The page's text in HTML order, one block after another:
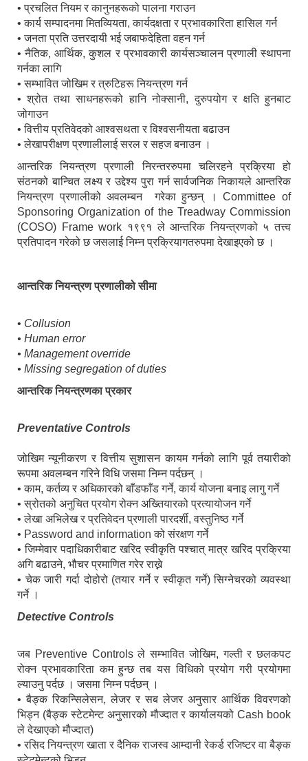
• प्रचलित नियम र कानुनहरूको पालना गराउन
• कार्य सम्पादनमा मितव्यियता, कार्यदक्षता र प्रभावकारिता हासिल गर्न
• जनता प्रति उत्तरदायी भई जबाफदेहिता वहन गर्न
• नैतिक, आर्थिक, कुशल र प्रभावकारी कार्यसञ्चालन प्रणाली स्थापना
गर्नका लागि
• सम्भावित जोखिम र त्रुटिहरू नियन्त्रण गर्न
• श्रोत तथा साधनहरूको हानि नोक्सानी, दुरुपयोग र क्षति हुनबाट
जोगाउन
• वित्तीय प्रतिवेदको आश्वसथता र विश्वसनीयता बढाउन
• लेखापरीक्षण प्रणालीलाई सरल र सहज बनाउन ।
आन्तरिक नियन्त्रण प्रणाली निरन्तररुपमा चलिरहने प्रक्रिया हो
संठनको बान्चित लक्ष्य र उद्देश्य पुरा गर्न सार्वजनिक निकायले आन्तरिक
नियन्त्रण प्रणालीको अवलम्बन गरेका हुन्छन् । Committee of
Sponsoring Organization of the Treadway Commission
(COSO) Frame work १९९१ ले आन्तरिक नियन्त्रणको ५ तत्त्व
प्रतिपादन गरेको छ जसलाई निम्न प्रक्रियागतरुपमा देखाइएको छ ।
आन्तरिक नियन्त्रण प्रणालीको सीमा
• Collusion
• Human error
• Management override
• Missing segregation of duties
आन्तरिक नियन्त्रणका प्रकार
Preventative Controls
जोखिम न्यूनीकरण र वित्तीय सुशासन कायम गर्नको लागि पूर्व तयारीको
रूपमा अवलम्बन गरिने विधि जसमा निम्न पर्दछन् ।
• काम, कर्तव्य र अधिकारको बाँडफाँड गर्ने, कार्य योजना बनाइ लागु गर्ने
• स्रोतको अनुचित प्रयोग रोक्न अख्तियारको प्रत्यायोजन गर्ने
• लेखा अभिलेख र प्रतिवेदन प्रणाली पारदर्शी, वस्तुनिष्ठ गर्ने
• Password and information को संरक्षण गर्ने
• जिम्मेवार पदाधिकारीबाट खरिद स्वीकृति पश्चात् मात्र खरिद प्रक्रिया
अगि बढाउने, भौचर प्रमाणित गरेर राख्ने
• चेक जारी गर्दा दोहोरो (तयार गर्ने र स्वीकृत गर्ने) सिग्नेचरको व्यवस्था
गर्ने ।
Detective Controls
जब Preventive Controls ले सम्भावित जोखिम, गल्ती र छलकपट
रोक्न प्रभावकारिता कम हुन्छ तब यस विधिको प्रयोग गरी प्रयोगमा
ल्याउनु पर्दछ । जसमा निम्न पर्दछन् ।
• बैङ्क रिकन्सिलेसन, लेजर र सब लेजर अनुसार आर्थिक विवरणको
भिड्न (बैङ्क स्टेटमेन्ट अनुसारको मौज्दात र कार्यालयको Cash book
ले देखाएको मौज्दात)
• रसिद नियन्त्रण खाता र दैनिक राजस्व आम्दानी रेकर्ड रजिष्टर वा बैङ्क